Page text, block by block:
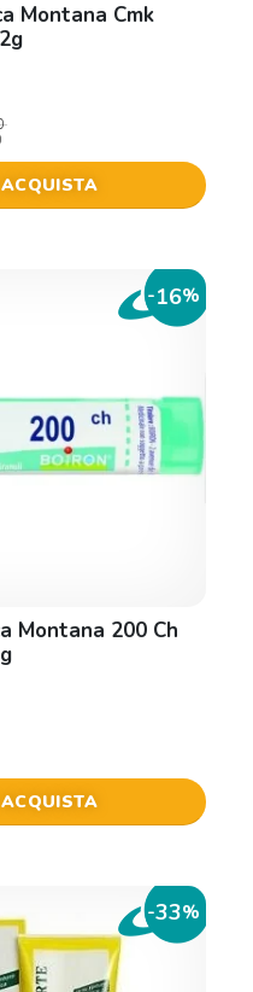
Montana Cmk
ACQUISTA
-16%
Montana 200 Ch
ACQUISTA
-33%